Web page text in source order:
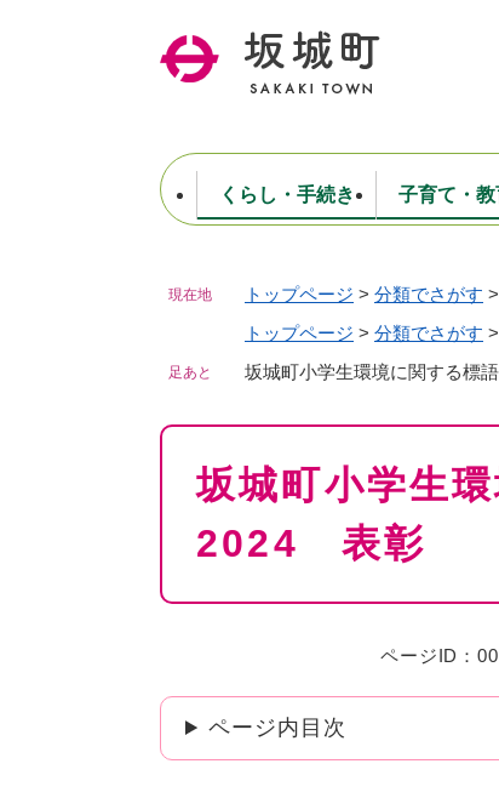
くらし・手続き
住民票・戸籍・証明 防災
税金
ごみ
子育て・教
妊娠・出産・子育て 保育
健康・医療 福祉
商工業 農林業
生涯学習・スポーツ 文化
ようこそ町長室へ 坂城
人事・採用・職員
選挙
公共施設
現在地 トップページ > 分類でさがす >
トップページ > 分類でさがす >
足あと 坂城町小学生環境に関する標
本
坂城町小学生
2024 表彰
ページID：
ページ内目次